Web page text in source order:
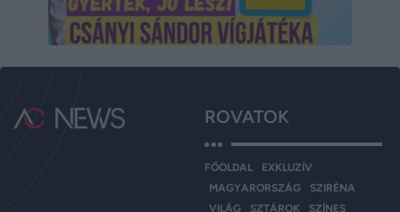
ROVATOK
FŐOLDAL
EXKLUZÍV
MAGYARORSZÁG
SZIRÉNA
VILÁG
SZTÁROK
SZÍNES